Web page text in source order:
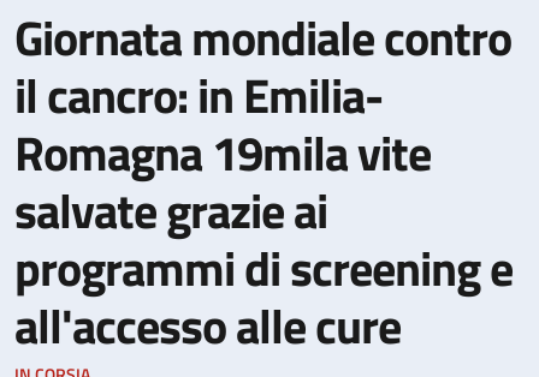
Giornata mondiale contro
il cancro: in Emilia-
Romagna 19mila vite
salvate grazie ai
programmi di screening e
all'accesso alle cure